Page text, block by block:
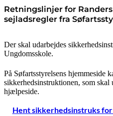
Retningslinjer for
sejladsregler fra
Der skal udarbejdes
Ungdomsskole.
På Søfartsstyrelsens hjemmeside
sikkerhedsinstruktionen, som skal
hjælpeside.
Hent sikkerhedsinstruks